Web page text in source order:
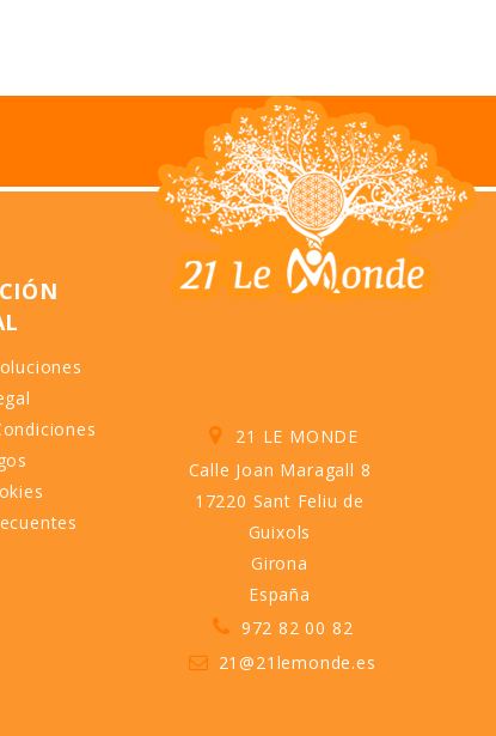
21 LE MONDE
Calle Joan Maragall 8
17220 Sant Feliu de
Guixols
Girona
España
972 82 00 82
21@21lemonde.es